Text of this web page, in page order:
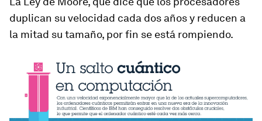
duplican su velocidad cada dos años y reducen a
la mitad su tamaño, por fin se está rompiendo.